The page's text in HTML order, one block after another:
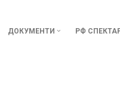
ДОКУМЕНТИ РФ